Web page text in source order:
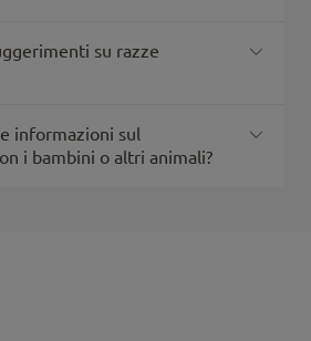
su razze
informazioni sul
i bambini o altri animali?